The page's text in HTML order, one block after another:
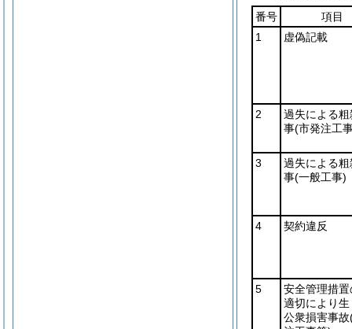
番号
項目
1
虚偽記載
2
過失による粗
事(市発注工
3
過失による粗
事(一般工事)
4 契約違反
5
安全管理措置
適切により生
公衆損害事故